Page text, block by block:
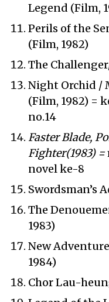
Legend (Film,
Perils of the
(Film, 1982)
The
Night Orchid /
(Film, 1982) =
no.14
Faster Blade,
Fighter(1983) =
novel ke-8
Swordsman’s
The
1983)
New
1984)
Chor Lau-